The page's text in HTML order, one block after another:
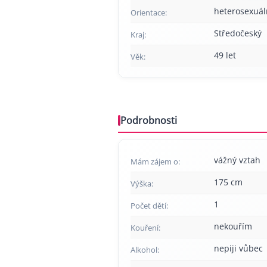
Orientace:
Kraj: Středočeský
Věk: 49 let
Podrobnosti
Mám zájem o: vážný vztah
Výška: 175 cm
Počet dětí: 1
Kouření: nekouřím
Alkohol: nepiji vůbec